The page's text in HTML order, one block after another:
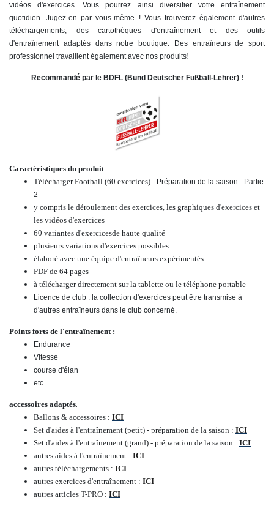
vidéos d'exercices. Vous pourrez ainsi diversifier votre entraînement
quotidien. Jugez-en par vous-même ! Vous trouverez également d'autres
téléchargements, des cartothèques d'entraînement et des outils
d'entraînement adaptés dans notre boutique. Des entraîneurs de sport
professionnel travaillent également avec nos produits!
Recommandé par le BDFL (Bund Deutscher Fußball-Lehrer) !
Caractéristiques du produit:
Télécharger Football (60 exercices) - Préparation de la saison - Partie
2
y compris le déroulement des exercices, les graphiques d'exercices et
les vidéos d'exercices
60 variantes d'exercicesde haute qualité
plusieurs variations d'exercices possibles
élaboré avec une équipe d'entraîneurs expérimentés
PDF de 64 pages
à télécharger directement sur la tablette ou le téléphone portable
Licence de club : la collection d'exercices peut être transmise à
d'autres entraîneurs dans le club concerné.
Points forts de l'entraînement :
Endurance
Vitesse
course d'élan
etc.
accessoires adaptés:
Ballons & accessoires : ICI
Set d'aides à l'entraînement (petit) - préparation de la saison : ICI
Set d'aides à l'entraînement (grand) - préparation de la saison : ICI
autres aides à l'entraînement : ICI
autres téléchargements : ICI
autres exercices d'entraînement : ICI
autres articles T-PRO : ICI